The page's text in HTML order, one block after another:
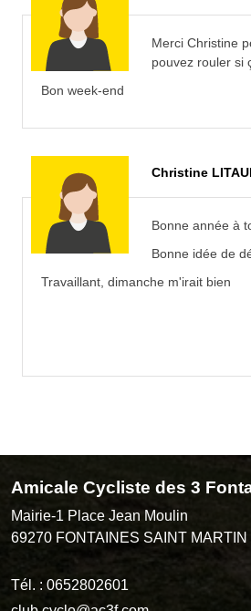
Merci Christine
pouvez rouler si
Bon week-end
Christine
Bonne année à
Bonne idée de
Travaillant, dimanche m'irait bien
Amicale Cycliste des 3
Mairie-1 Place Jean Moulin
69270 FONTAINES SAINT MARTIN
Tél. : 0652802601